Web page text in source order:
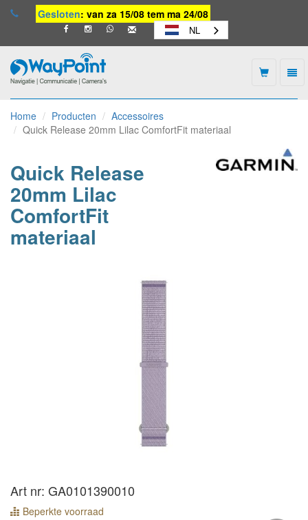
Gesloten: van za 15/08 tem ma 24/08
NL
-
naar
homepage
Home Producten
Accessoires
Quick Release 20mm Lilac ComfortFit materiaal
Quick Release
20mm Lilac
ComfortFit
materiaal
Art nr: GA0101390010
Beperkte voorraad